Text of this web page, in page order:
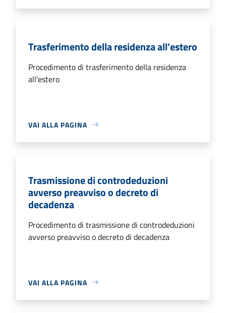
Trasferimento della residenza all'estero
Procedimento di trasferimento della residenza
all'estero
VAI ALLA PAGINA
Trasmissione di controdeduzioni
avverso preavviso o decreto di
decadenza
Procedimento di trasmissione di controdeduzioni
avverso preavviso o decreto di decadenza
VAI ALLA PAGINA